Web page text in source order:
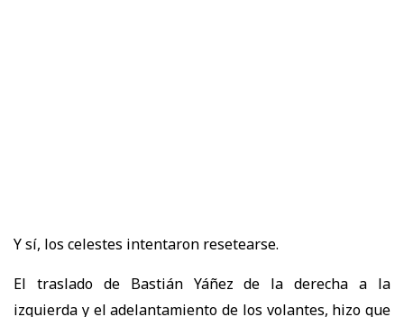
Y sí, los celestes intentaron resetearse.
El traslado de Bastián Yáñez de la derecha a la
izquierda y el adelantamiento de los volantes, hizo que